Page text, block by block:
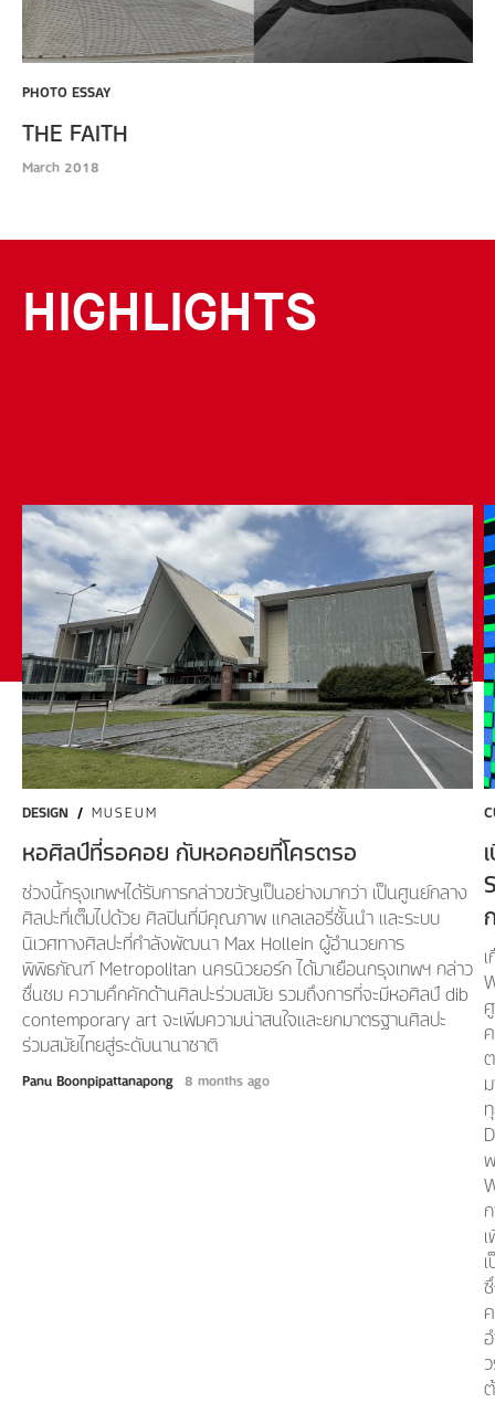
PHOTO ESSAY
THE FAITH
March 2018
HIGHLIGHTS
DESIGN / MUSEUM
หอศิลป์ที่รอคอย กับหอคอยที่โครตรอ
ช่วงนี้กรุงเทพฯได้รับการกล่าวขวัญเป็นอย่างมากว่า เป็นศูนย์กลาง
ศิลปะที่เต็มไปด้วย ศิลปินที่มีคุณภาพ แกลเลอรี่ชั้นนำ และระบบ
นิเวศทางศิลปะที่กำลังพัฒนา Max Hollein ผู้อำนวยการ
พิพิธภัณฑ์ Metropolitan นครนิวยอร์ก ได้มาเยือนกรุงเทพฯ กล่าว
ชื่นชม ความคึกคักด้านศิลปะร่วมสมัย รวมถึงการที่จะมีหอศิลป์ dib
contemporary art จะเพิ่มความน่าสนใจและยกมาตรฐานศิลปะ
ร่วมสมัยไทยสู่ระดับนานาชาติ
Panu Boonpipattanapong 8 months ago